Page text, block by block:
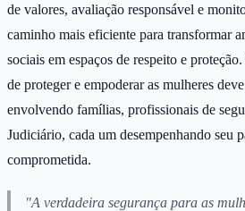
de valores, avaliação responsável e
caminho mais eficiente para transformar
sociais em espaços de respeito e
de proteger e empoderar as mulheres
envolvendo famílias, profissionais de
Judiciário, cada um desempenhando seu
comprometida.
"A verdadeira segurança para as